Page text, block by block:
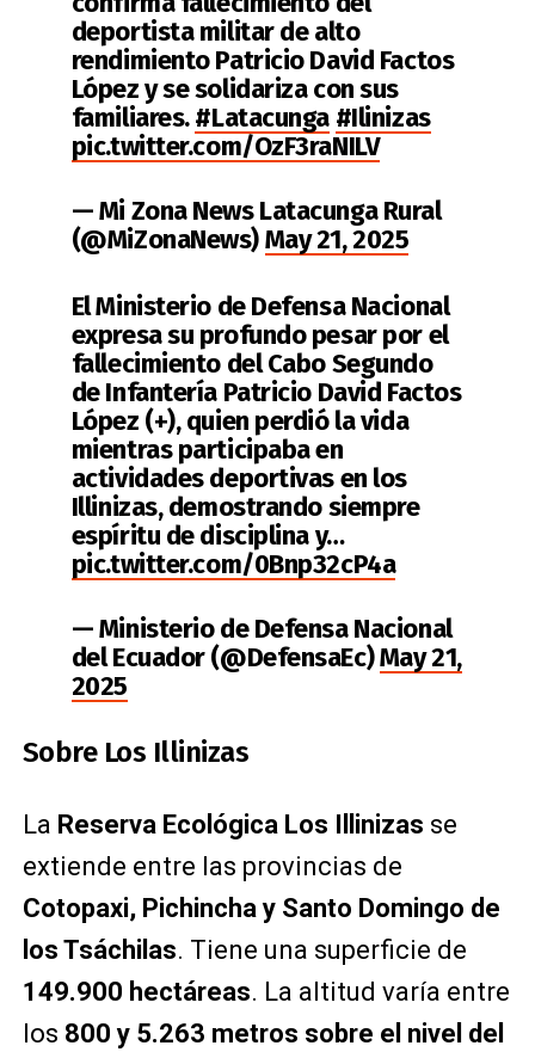
deportista militar de alto
rendimiento Patricio David Factos
López y se solidariza con sus
familiares.#Latacunga #Ilinizas
pic.twitter.com/OzF3raNILV
— Mi Zona News Latacunga Rural
(@MiZonaNews)May 21, 2025
El Ministerio de Defensa Nacional
expresa su profundo pesar por el
fallecimiento del Cabo Segundo
de Infantería Patricio David Factos
López (+), quien perdió la vida
mientras participaba en
actividades deportivas en los
Illinizas, demostrando siempre
espíritu de disciplina y…
pic.twitter.com/0Bnp32cP4a
— Ministerio de Defensa Nacional
del Ecuador (@DefensaEc)May 21,
2025
Sobre Los Illinizas
La Reserva Ecológica Los Illinizas se
extiende entre las provincias de
Cotopaxi, Pichincha y Santo Domingo de
los Tsáchilas. Tiene una superficie de
149.900 hectáreas. La altitud varía entre
los 800 y 5.263 metros sobre el nivel del